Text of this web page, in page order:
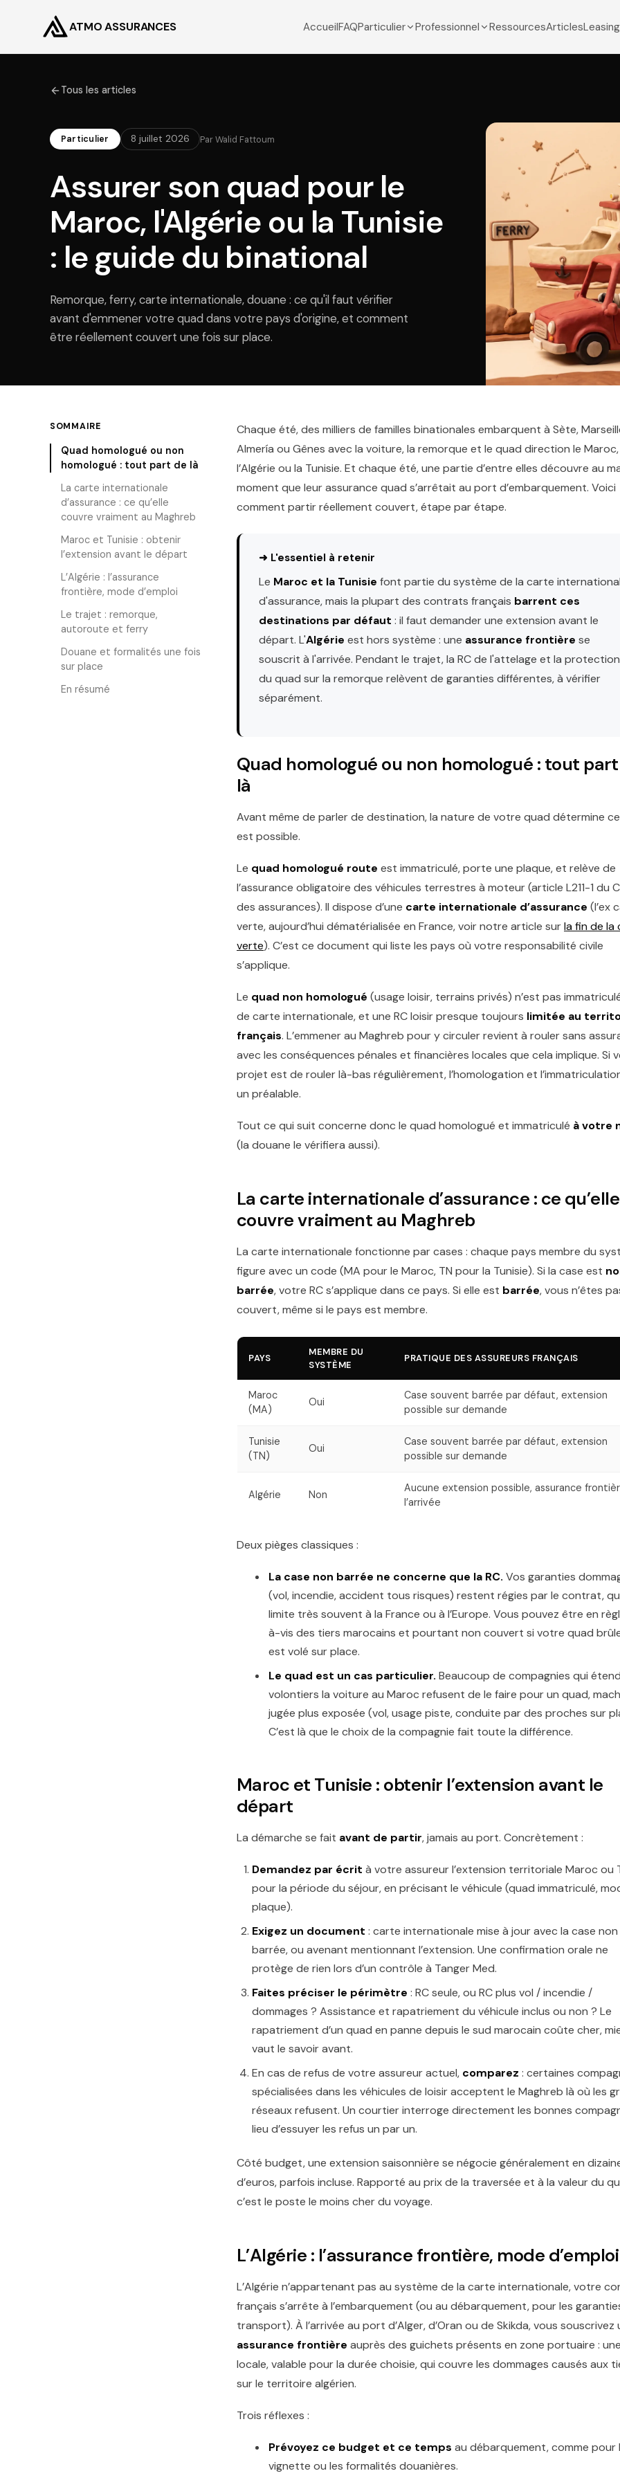
ATMO ASSURANCES AccueilFAQParticulier Professionnel RessourcesArticlesLeasing
Tous les articles
Particulier 8 juillet 2026 ParWalid Fattoum
Assurer son quad pour le
Maroc, l'Algérie ou la Tunisie
: le guide du binational
Remorque, ferry, carte internationale, douane : ce qu'il faut vérifier
avant d'emmener votre quad dans votre pays d'origine, et comment
être réellement couvert une fois sur place.
SOMMAIRE
Quad homologué ou non
homologué : tout part de là
La carte internationale
d’assurance : ce qu’elle
couvre vraiment au Maghreb
Maroc et Tunisie : obtenir
l’extension avant le départ
L’Algérie : l’assurance
frontière, mode d’emploi
Le trajet : remorque,
autoroute et ferry
Douane et formalités une fois
sur place
En résumé
Chaque été, des milliers de familles binationales embarquent à Sète,
Almería ou Gênes avec la voiture, la remorque et le quad direction le Maroc,
l’Algérie ou la Tunisie. Et chaque été, une partie d’entre elles découvre au
moment que leur assurance quad s’arrêtait au port d’embarquement. Voici
comment partir réellement couvert, étape par étape.
➜ L'essentiel à retenir
Le Maroc et la Tunisie font partie du système de la carte
d'assurance, mais la plupart des contrats français barrent ces
destinations par défaut : il faut demander une extension avant le
départ. L'Algérie est hors système : une assurance frontière se
souscrit à l'arrivée. Pendant le trajet, la RC de l'attelage et la protection
du quad sur la remorque relèvent de garanties différentes, à vérifier
séparément.
Quad homologué ou non homologué : tout
là
Avant même de parler de destination, la nature de votre quad détermine
est possible.
Le quad homologué route est immatriculé, porte une plaque, et relève de
l’assurance obligatoire des véhicules terrestres à moteur (article L211-1 du
des assurances). Il dispose d’une carte internationale d’assurance (l’ex
verte, aujourd’hui dématérialisée en France, voir notre article surla fin de la
verte). C’est ce document qui liste les pays où votre responsabilité civile
s’applique.
Le quad non homologué (usage loisir, terrains privés) n’est pas
de carte internationale, et une RC loisir presque toujours limitée au
français. L’emmener au Maghreb pour y circuler revient à rouler sans
avec les conséquences pénales et financières locales que cela implique. Si
projet est de rouler là-bas régulièrement, l’homologation et
un préalable.
Tout ce qui suit concerne donc le quad homologué et immatriculé à votre
(la douane le vérifiera aussi).
La carte internationale d’assurance : ce qu’elle
couvre vraiment au Maghreb
La carte internationale fonctionne par cases : chaque pays membre du
figure avec un code (MA pour le Maroc, TN pour la Tunisie). Si la case est
barrée, votre RC s’applique dans ce pays. Si elle est barrée, vous n’êtes
couvert, même si le pays est membre.
PAYS
MEMBRE DU
SYSTÈME
PRATIQUE DES ASSUREURS FRANÇAIS
Maroc
(MA)
Oui
Case souvent barrée par défaut, extension
possible sur demande
Tunisie
(TN)
Oui
Case souvent barrée par défaut, extension
possible sur demande
Algérie Non
Aucune extension possible, assurance
l’arrivée
Deux pièges classiques :
La case non barrée ne concerne que la RC. Vos garanties
(vol, incendie, accident tous risques) restent régies par le contrat,
limite très souvent à la France ou à l’Europe. Vous pouvez être en
à-vis des tiers marocains et pourtant non couvert si votre quad
est volé sur place.
Le quad est un cas particulier. Beaucoup de compagnies qui
volontiers la voiture au Maroc refusent de le faire pour un quad,
jugée plus exposée (vol, usage piste, conduite par des proches sur
C’est là que le choix de la compagnie fait toute la différence.
Maroc et Tunisie : obtenir l’extension avant le
départ
La démarche se fait avant de partir, jamais au port. Concrètement :
Demandez par écrit à votre assureur l’extension territoriale Maroc ou
pour la période du séjour, en précisant le véhicule (quad immatriculé,
plaque).
Exigez un document : carte internationale mise à jour avec la case non
barrée, ou avenant mentionnant l’extension. Une confirmation orale ne
protège de rien lors d’un contrôle à Tanger Med.
Faites préciser le périmètre : RC seule, ou RC plus vol / incendie /
dommages ? Assistance et rapatriement du véhicule inclus ou non ? Le
rapatriement d’un quad en panne depuis le sud marocain coûte cher,
vaut le savoir avant.
En cas de refus de votre assureur actuel, comparez : certaines
spécialisées dans les véhicules de loisir acceptent le Maghreb là où les
réseaux refusent. Un courtier interroge directement les bonnes
lieu d’essuyer les refus un par un.
Côté budget, une extension saisonnière se négocie généralement en
d’euros, parfois incluse. Rapporté au prix de la traversée et à la valeur du
c’est le poste le moins cher du voyage.
L’Algérie : l’assurance frontière, mode d’emploi
L’Algérie n’appartenant pas au système de la carte internationale, votre
français s’arrête à l’embarquement (ou au débarquement, pour les
transport). À l’arrivée au port d’Alger, d’Oran ou de Skikda, vous souscrivez
assurance frontière auprès des guichets présents en zone portuaire :
locale, valable pour la durée choisie, qui couvre les dommages causés aux
sur le territoire algérien.
Trois réflexes :
Prévoyez ce budget et ce temps au débarquement, comme pour
vignette ou les formalités douanières.